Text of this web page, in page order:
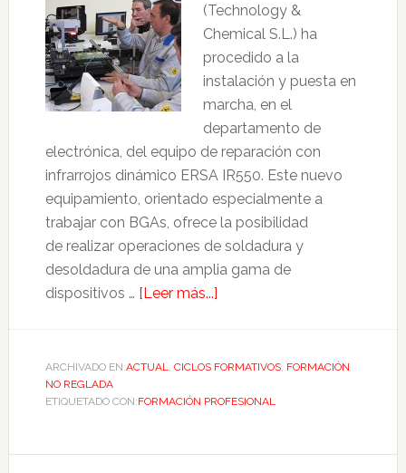
(Technology &
Chemical S.L.) ha
procedido a la
instalación y puesta en
marcha, en el
departamento de
electrónica, del equipo de reparación con
infrarrojos dinámico ERSA IR550. Este nuevo
equipamiento, orientado especialmente a
trabajar con BGAs, ofrece la posibilidad
de realizar operaciones de soldadura y
desoldadura de una amplia gama de
dispositivos … [Leer más...]
ARCHIVADO EN:ACTUAL CICLOS FORMATIVOS, FORMACIÓN
NO REGLADA
ETIQUETADO CON:FORMACIÓN PROFESIONAL